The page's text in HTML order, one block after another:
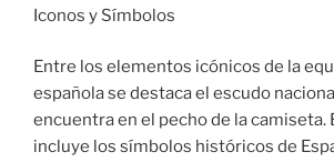
Iconos y Símbolos
Entre los elementos icónicos de la
española se destaca el escudo
encuentra en el pecho de la camiseta.
incluye los símbolos históricos de